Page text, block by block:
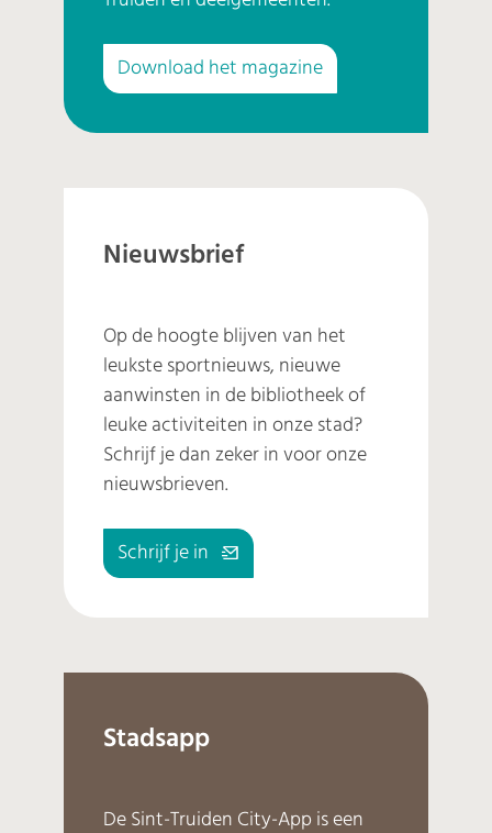
Download het magazine
Nieuwsbrief
Op de hoogte blijven van het
leukste sportnieuws, nieuwe
aanwinsten in de bibliotheek of
leuke activiteiten in onze stad?
Schrijf je dan zeker in voor onze
nieuwsbrieven.
Schrijf je in
Stadsapp
De Sint-Truiden City-App is een